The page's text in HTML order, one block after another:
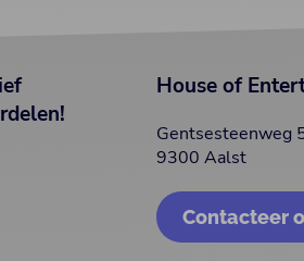
House of
Gentsesteenweg
9300 Aalst
Contacteer